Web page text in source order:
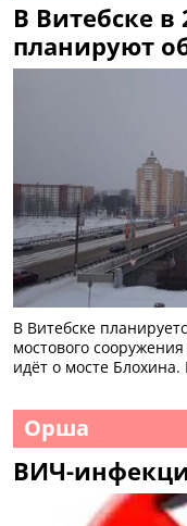
В Витебске в
планируют
В Витебске
мостового
идёт о мосте Блохина.
Орша
ВИЧ-